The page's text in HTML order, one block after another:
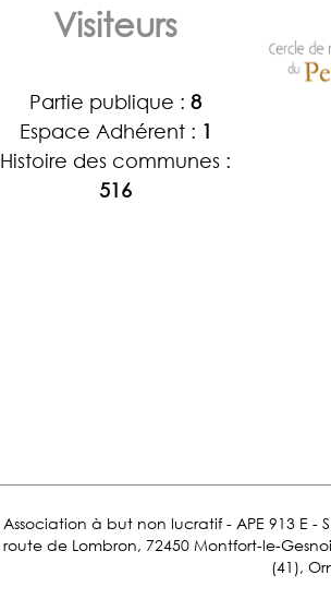
Visiteurs
Partie publique : 8
Espace Adhérent : 1
Histoire des communes :
516
Association à but non lucratif - APE 913 E -
route de Lombron, 72450 Montfort-le-
(41),